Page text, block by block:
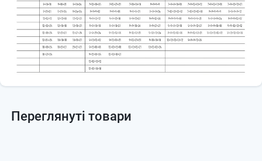
Переглянуті товари